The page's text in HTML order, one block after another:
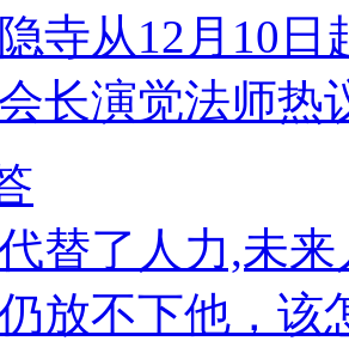
寺从12月10日
长演觉法师热
替了人力,未
放不下他，该